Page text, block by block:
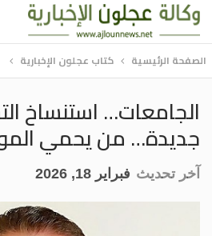
الصفحة الرئيسية كتاب عجلون الإخبارية
الجامعات… استنساخ
جديدة… من يحمي
آخر تحديث فبراير 18, 2026